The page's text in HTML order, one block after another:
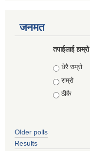
जनमत
तपाईलाई
Choices
धेरै राम्रो
राम्रो
ठीकै
Older polls
Results